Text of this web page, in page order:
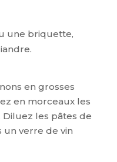
une briquette,
en grosses
en morceaux les
les pâtes de
verre de vin